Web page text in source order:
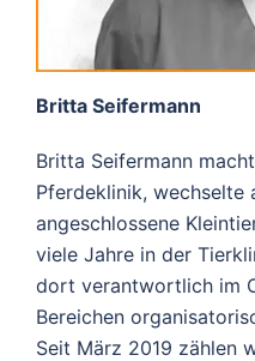
Britta Seifermann
Britta Seifermann
Pferdeklinik, wechselte
angeschlossene
viele Jahre in der
dort verantwortlich im
Bereichen
Seit März 2019 zählen